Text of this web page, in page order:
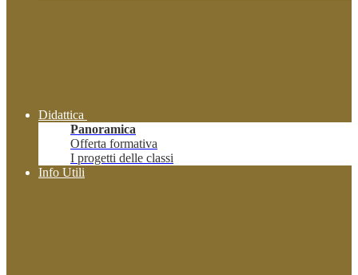
Didattica
Panoramica
Offerta formativa
I progetti delle classi
Info Utili